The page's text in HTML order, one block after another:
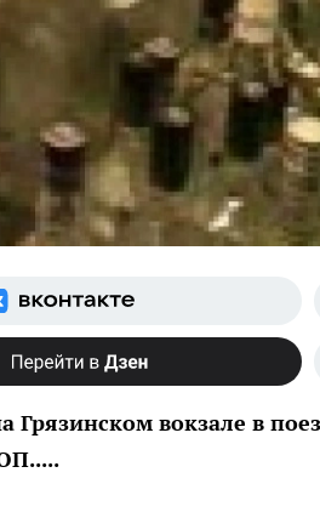
Грязинском вокзале в